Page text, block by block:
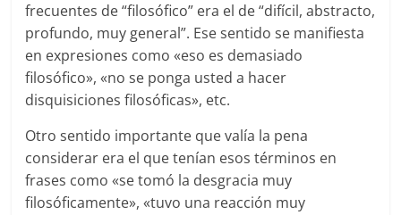
frecuentes de “filosófico” era el de “difícil, abstracto,
profundo, muy general”. Ese sentido se manifiesta
en expresiones como «eso es demasiado
filosófico», «no se ponga usted a hacer
disquisiciones filosóficas», etc.
Otro sentido importante que valía la pena
considerar era el que tenían esos términos en
frases como «se tomó la desgracia muy
filosóficamente», «tuvo una reacción muy